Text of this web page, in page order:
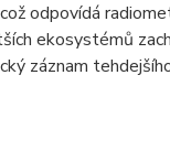
odpovídá
ekosystémů
záznam